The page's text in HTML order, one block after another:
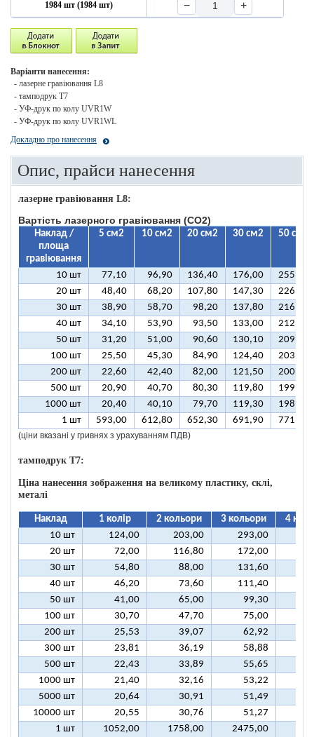
1984 шт (1984 шт) − +
Варіанти нанесення:
- лазерне гравіювання L8
- тамподрук T7
- УФ-друк по колу UVR1W
- УФ-друк по колу UVR1WL
Докладно про нанесення
Опис, прайси нанесення
лазерне гравіювання L8:
Вартість лазерного гравіювання (CO2)
Наклад /
площа
гравіювання
5 см2 10 см2 20 см2 30 см2 50 см2
10 шт 77,10 96,90 136,40 176,00
255,10
20 шт
48,40 68,20 107,80 147,30
226,50
30 шт
38,90 58,70 98,20 137,80
216,90
40 шт
34,10 53,90 93,50 133,00
212,10
50 шт
31,20 51,00 90,60 130,10
209,30
100 шт
25,50 45,30 84,90 124,40
203,50
200 шт
22,60 42,40 82,00 121,50
200,70
500 шт
20,90 40,70 80,30 119,80
199,00
1000 шт
20,40 40,10 79,70 119,30
198,40
1 шт
593,00 612,80 652,30 691,90 771,00
(ціни вказані у гривнях з урахуванням ПДВ)
тамподрук T7:
Ціна нанесення зображення на великому пластику, склі,
металі
Наклад 1 колір 2 кольори 3 кольори
4
10 шт
124,00 203,00 293,00
20 шт
72,00 116,80 172,00
30 шт
54,80 88,00 131,60
40 шт
46,20 73,60 111,40
50 шт
41,00 65,00 99,30
100 шт
30,70 47,70 75,00
200 шт
25,53 39,07 62,92
300 шт
23,81 36,19 58,88
500 шт
22,43 33,89 55,65
1000 шт
21,40 32,16 53,22
5000 шт
20,64 30,91 51,49
10000 шт
20,55 30,76 51,27
1 шт
1052,00 1758,00 2475,00